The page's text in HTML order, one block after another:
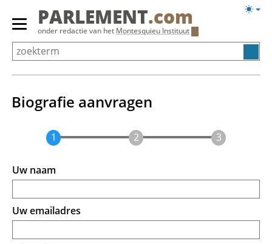
Overslaan
Primair
menu
tonen/verbergen
PARLEMENT.com
onder redactie van het Montesquieu Instituut
Biografie aanvragen
Uw naam
Uw emailadres